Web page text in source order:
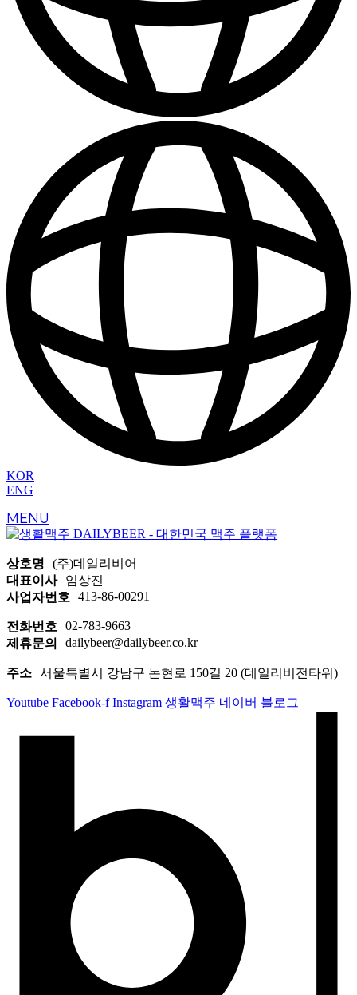
KOR
ENG
MENU
상호명
(주)데일리비어
대표이사
임상진
사업자번호
413-86-00291
전화번호
02-783-9663
제휴문의
dailybeer@dailybeer.co.kr
주소 서울특별시 강남구 논현로 150길 20 (데일리비전타워)
Youtube Facebook-f Instagram 생활맥주 네이버 블로그